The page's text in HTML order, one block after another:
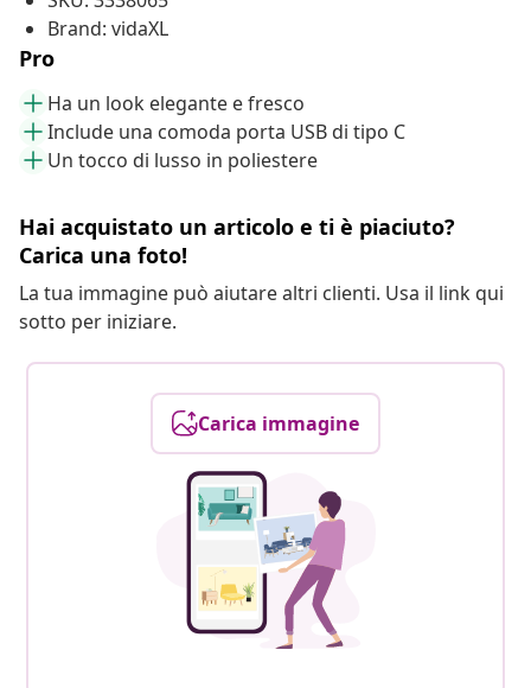
Brand: vidaXL
Pro
Ha un look elegante e fresco
Include una comoda porta USB di tipo C
Un tocco di lusso in poliestere
Hai acquistato un articolo e ti è piaciuto?
Carica una foto!
La tua immagine può aiutare altri clienti. Usa il link qui
sotto per iniziare.
Carica immagine